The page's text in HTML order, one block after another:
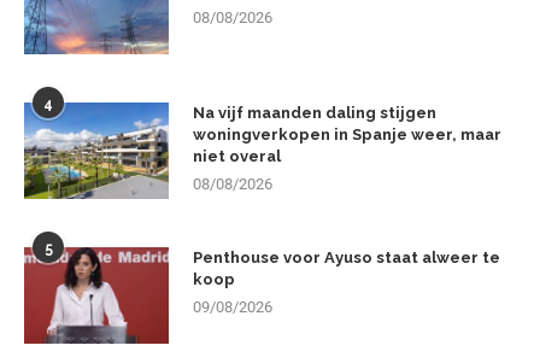
08/08/2026
4
Na vijf maanden daling stijgen
woningverkopen in Spanje weer, maar
niet overal
08/08/2026
5
Penthouse voor Ayuso staat alweer te
koop
09/08/2026